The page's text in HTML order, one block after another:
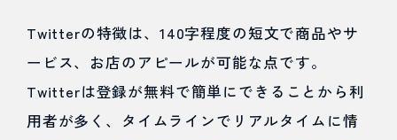
Twitterの特徴は、140字程度の短文で商品やサ
ービス、お店のアピールが可能な点です。
Twitterは登録が無料で簡単にできることから利
用者が多く、タイムラインでリアルタイムに情